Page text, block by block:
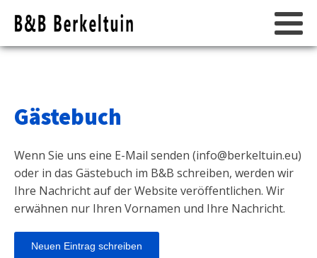
Gästebuch
Wenn Sie uns eine E-Mail senden (info@berkeltuin.eu)
oder in das Gästebuch im B&B schreiben, werden wir
Ihre Nachricht auf der Website veröffentlichen. Wir
erwähnen nur Ihren Vornamen und Ihre Nachricht.